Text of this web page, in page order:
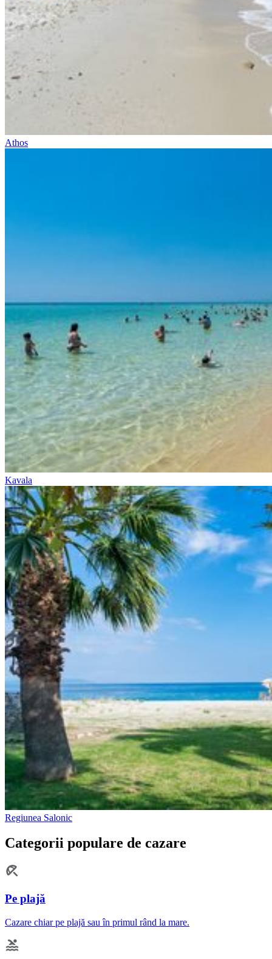
Athos
Kavala
Regiunea Salonic
Categorii populare de cazare
Pe plajă
Cazare chiar pe plajă sau în primul rând la mare.